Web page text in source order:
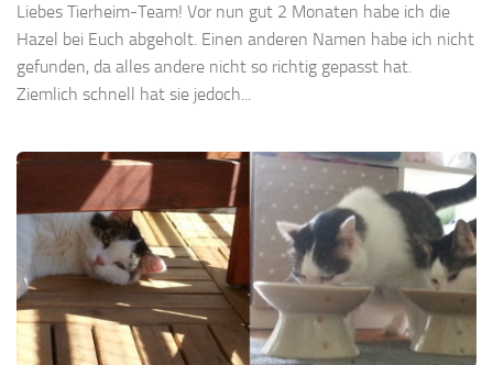
Liebes Tierheim-Team! Vor nun gut 2 Monaten habe ich die
Hazel bei Euch abgeholt. Einen anderen Namen habe ich nicht
gefunden, da alles andere nicht so richtig gepasst hat.
Ziemlich schnell hat sie jedoch...